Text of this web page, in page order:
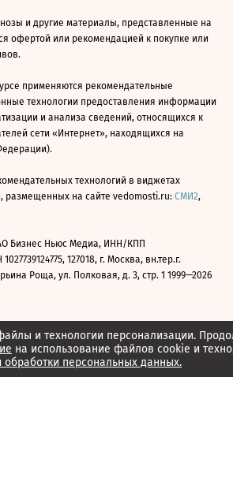
и технологии персонализации.
на использование файлов cookie и
персональных данных.
и другие материалы, представленные на
офертой или рекомендацией к покупке или
применяются рекомендательные
технологии предоставления информации
и анализа сведений, относящихся к
сети «Интернет», находящихся на
технологий в виджетах
размещенных на сайте vedomosti.ru: СМИ2,
Бизнес Ньюс Медиа, ИНН/КПП
127018, г. Москва, вн.тер.г.
Роща, ул. Полковая, д. 3, стр. 1 1999—2026